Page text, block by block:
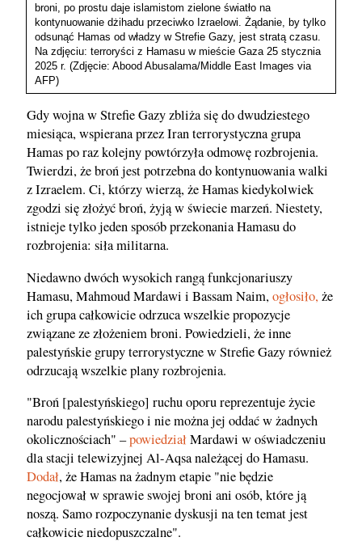
broni, po prostu daje islamistom zielone światło na
kontynuowanie dżihadu przeciwko Izraelowi. Żądanie, by tylko
odsunąć Hamas od władzy w Strefie Gazy, jest stratą czasu.
Na zdjęciu: terroryści z Hamasu w mieście Gaza 25 stycznia
2025 r. (Zdjęcie: Abood Abusalama/Middle East Images via
AFP)
Gdy wojna w Strefie Gazy zbliża się do dwudziestego
miesiąca, wspierana przez Iran terrorystyczna grupa
Hamas po raz kolejny powtórzyła odmowę rozbrojenia.
Twierdzi, że broń jest potrzebna do kontynuowania walki
z Izraelem. Ci, którzy wierzą, że Hamas kiedykolwiek
zgodzi się złożyć broń, żyją w świecie marzeń. Niestety,
istnieje tylko jeden sposób przekonania Hamasu do
rozbrojenia: siła militarna.
Niedawno dwóch wysokich rangą funkcjonariuszy
Hamasu, Mahmoud Mardawi i Bassam Naim,ogłosiło, że
ich grupa całkowicie odrzuca wszelkie propozycje
związane ze złożeniem broni. Powiedzieli, że inne
palestyńskie grupy terrorystyczne w Strefie Gazy również
odrzucają wszelkie plany rozbrojenia.
"Broń [palestyńskiego] ruchu oporu reprezentuje życie
narodu palestyńskiego i nie można jej oddać w żadnych
okolicznościach" –powiedziałMardawi w oświadczeniu
dla stacji telewizyjnej Al-Aqsa należącej do Hamasu.
Dodał, że Hamas na żadnym etapie "nie będzie
negocjował w sprawie swojej broni ani osób, które ją
noszą. Samo rozpoczynanie dyskusji na ten temat jest
całkowicie niedopuszczalne".